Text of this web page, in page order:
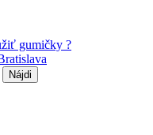
gumičky ?